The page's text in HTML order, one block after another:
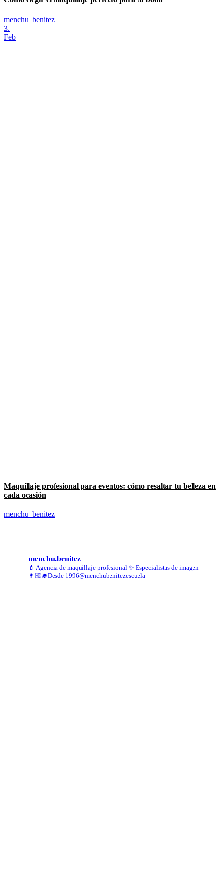
menchu_benitez
3.
Feb
Maquillaje profesional para eventos: cómo resaltar tu belleza en
cada ocasión
menchu_benitez
menchu.benitez
💄 Agencia de maquillaje profesional ✨ Especialistas de imagen
👩🏻‍🎓Desde 1996@menchubenitezescuela